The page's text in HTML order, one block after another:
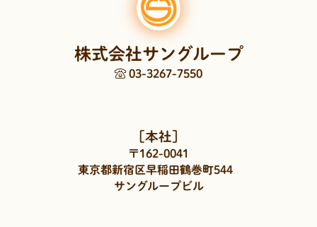
株式会社サングループ
03-3267-7550
［本社］
〒162-0041
東京都新宿区早稲田鶴巻町544
サングループビル